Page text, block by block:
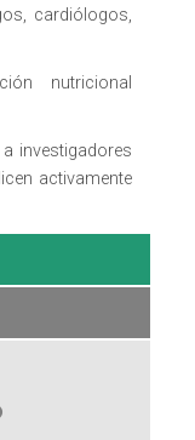
cardiólogos,
nutricional
investigadores
activamente